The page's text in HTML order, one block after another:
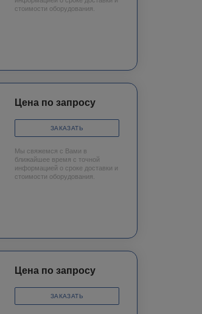
стоимости оборудования.
Цена по запросу
ЗАКАЗАТЬ
Мы свяжемся с Вами в
ближайшее время с точной
информацией о сроке доставки и
стоимости оборудования.
Цена по запросу
ЗАКАЗАТЬ